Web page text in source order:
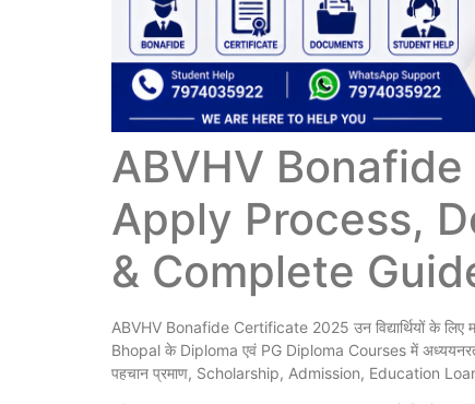
ABVHV
Apply Process,
& Complete
ABVHV Bonafide Certificate 2025 उन विद्यार्थियों के
Bhopal के Diploma एवं PG Diploma Courses में
पहचान प्रमाण, Scholarship, Admission, Education Loan,